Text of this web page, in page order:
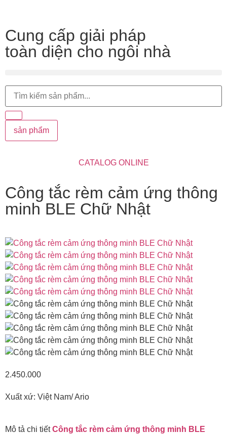
Cung cấp giải pháp
toàn diện cho ngôi nhà
sản phẩm
CATALOG ONLINE
Công tắc rèm cảm ứng thông
minh BLE Chữ Nhật
2.450.000
Xuất xứ: Việt Nam/ Ario
Mô tả chi tiếtCông tắc rèm cảm ứng thông minh BLE